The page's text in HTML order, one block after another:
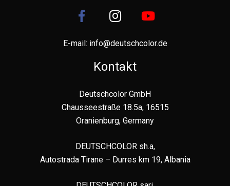
E-mail: info@deutschcolor.de
Kontakt
Deutschcolor GmbH
Chausseestraße 18.5a, 16515
Oranienburg, Germany
DEUTSCHCOLOR sh.a,
Autostrada Tirane – Durres km 19, Albania